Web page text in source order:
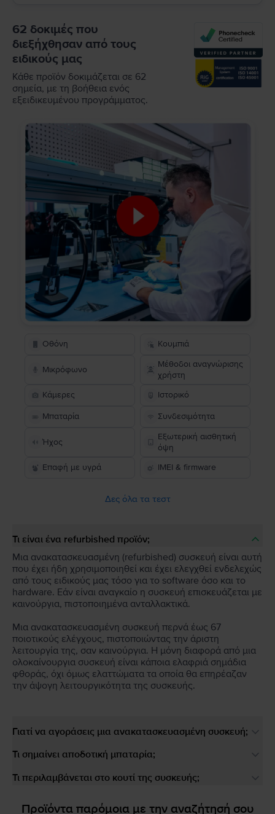
62 δοκιμές που
διεξήχθησαν από τους
ειδικούς μας
Κάθε προϊόν δοκιμάζεται σε 62
σημεία, με τη βοήθεια ενός
εξειδικευμένου προγράμματος.
Οθόνη Κουμπιά
Μικρόφωνο
Μέθοδοι αναγνώρισης
χρήστη
Κάμερες
Ιστορικό
Μπαταρία Συνδεσιμότητα
Ήχος
Εξωτερική αισθητική
όψη
Επαφή με υγρά
IMEI & firmware
Δες όλα τα τεστ
Τι είναι ένα refurbished προϊόν;
Μια ανακατασκευασμένη (refurbished) συσκευή είναι αυτή
που έχει ήδη χρησιμοποιηθεί και έχει ελεγχθεί ενδελεχώς
από τους ειδικούς μας τόσο για το software όσο και το
hardware. Εάν είναι αναγκαίο η συσκευή επισκευάζεται με
καινούργια, πιστοποιημένα ανταλλακτικά.
Μια ανακατασκευασμένη συσκευή περνά έως 67
ποιοτικούς ελέγχους, πιστοποιώντας την άριστη
λειτουργία της, σαν καινούργια. Η μόνη διαφορά από μια
ολοκαίνουργια συσκευή είναι κάποια ελαφριά σημάδια
φθοράς, όχι όμως ελαττώματα τα οποία θα επηρέαζαν
την άψογη λειτουργικότητα της συσκευής.
Γιατί να αγοράσεις μια ανακατασκευασμένη συσκευή;
Τι σημαίνει αποδοτική μπαταρία;
Τι περιλαμβάνεται στο κουτί της συσκευής;
Προϊόντα παρόμοια με την αναζήτησή σου